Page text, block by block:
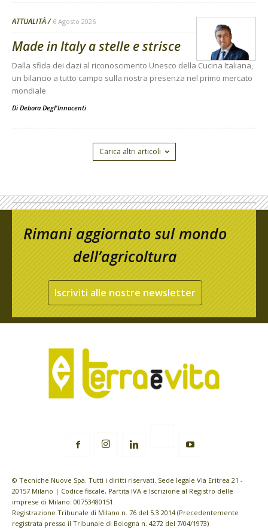
ATTUALITÀ 6 Agosto 2026
Made in Italy a stelle e strisce
Dalla sfida dei dazi al riconoscimento Unesco della Cucina Italiana,
un bilancio a tutto campo sulla nostra presenza nel primo mercato
mondiale
Di Debora Degl'Innocenti
Carica altri articoli
Rimani aggiornato sul mondo
dell’agricoltura
Iscriviti alle nostre newsletter
© Tecniche Nuove Spa. Tutti i diritti riservati. Sede legale Via Eritrea 21 -
20157 Milano | Codice fiscale, Partita IVA e Iscrizione al Registro delle
imprese di Milano: 00753480151
Registrazione Tribunale di Milano n. 76 del 5.3.2014 (Precedentemente
registrata presso il Tribunale di Bologna n. 4272 del 7/04/1973)